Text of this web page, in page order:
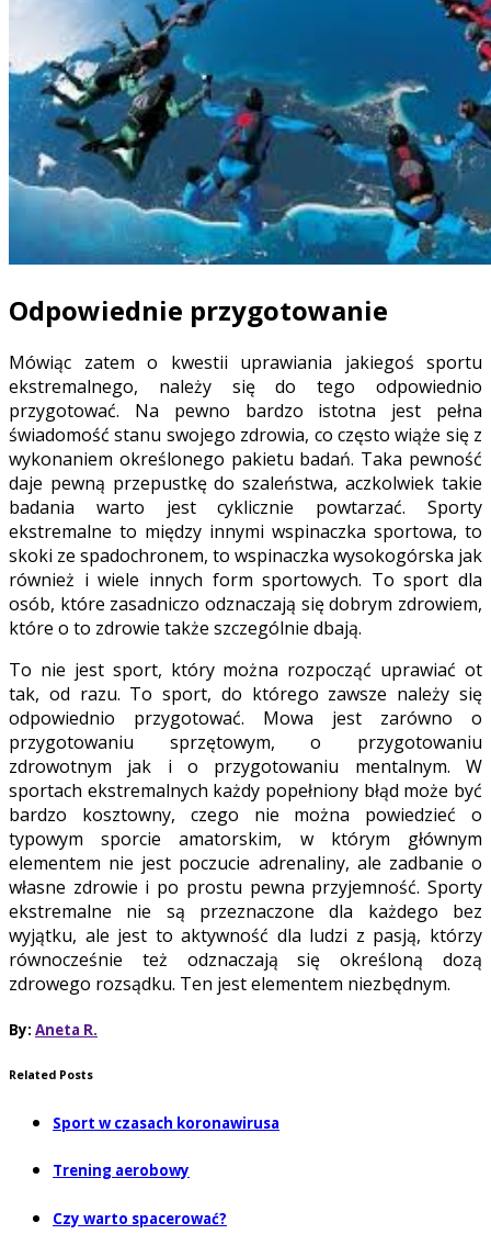
Odpowiednie przygotowanie
Mówiąc zatem o kwestii uprawiania jakiegoś sportu
ekstremalnego, należy się do tego odpowiednio
przygotować. Na pewno bardzo istotna jest pełna
świadomość stanu swojego zdrowia, co często wiąże się z
wykonaniem określonego pakietu badań. Taka pewność
daje pewną przepustkę do szaleństwa, aczkolwiek takie
badania warto jest cyklicznie powtarzać. Sporty
ekstremalne to między innymi wspinaczka sportowa, to
skoki ze spadochronem, to wspinaczka wysokogórska jak
również i wiele innych form sportowych. To sport dla
osób, które zasadniczo odznaczają się dobrym zdrowiem,
które o to zdrowie także szczególnie dbają.
To nie jest sport, który można rozpocząć uprawiać ot
tak, od razu. To sport, do którego zawsze należy się
odpowiednio przygotować. Mowa jest zarówno o
przygotowaniu sprzętowym, o przygotowaniu
zdrowotnym jak i o przygotowaniu mentalnym. W
sportach ekstremalnych każdy popełniony błąd może być
bardzo kosztowny, czego nie można powiedzieć o
typowym sporcie amatorskim, w którym głównym
elementem nie jest poczucie adrenaliny, ale zadbanie o
własne zdrowie i po prostu pewna przyjemność. Sporty
ekstremalne nie są przeznaczone dla każdego bez
wyjątku, ale jest to aktywność dla ludzi z pasją, którzy
równocześnie też odznaczają się określoną dozą
zdrowego rozsądku. Ten jest elementem niezbędnym.
By: Aneta R.
Related Posts
Sport w czasach koronawirusa
Trening aerobowy
Czy warto spacerować?